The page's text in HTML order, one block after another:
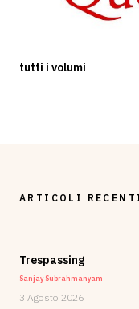
tutti i volumi
ARTICOLI
Trespassing
Sanjay Subrahmanyam
3 Agosto 2026